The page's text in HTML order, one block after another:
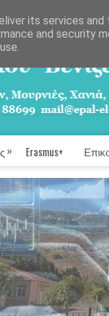
» Erasmus+
its services
and security